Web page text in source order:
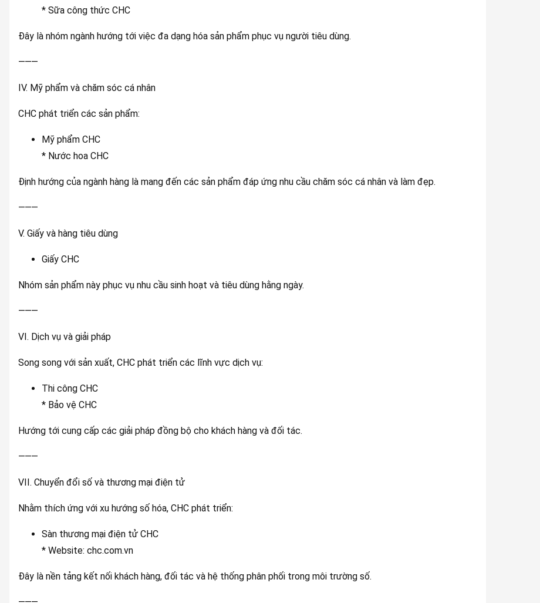
* Sữa công thức CHC
Đây là nhóm ngành hướng tới việc đa dạng hóa sản phẩm phục vụ người tiêu dùng.
⸻
IV. Mỹ phẩm và chăm sóc cá nhân
CHC phát triển các sản phẩm:
Mỹ phẩm CHC
* Nước hoa CHC
Định hướng của ngành hàng là mang đến các sản phẩm đáp ứng nhu cầu chăm sóc cá nhân và làm đẹp.
⸻
V. Giấy và hàng tiêu dùng
Giấy CHC
Nhóm sản phẩm này phục vụ nhu cầu sinh hoạt và tiêu dùng hằng ngày.
⸻
VI. Dịch vụ và giải pháp
Song song với sản xuất, CHC phát triển các lĩnh vực dịch vụ:
Thi công CHC
* Bảo vệ CHC
Hướng tới cung cấp các giải pháp đồng bộ cho khách hàng và đối tác.
⸻
VII. Chuyển đổi số và thương mại điện tử
Nhằm thích ứng với xu hướng số hóa, CHC phát triển:
Sàn thương mại điện tử CHC
* Website: chc.com.vn
Đây là nền tảng kết nối khách hàng, đối tác và hệ thống phân phối trong môi trường số.